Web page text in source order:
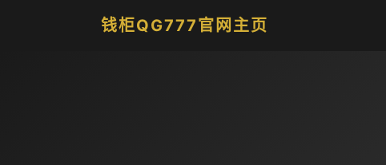
钱柜QG777官网主页